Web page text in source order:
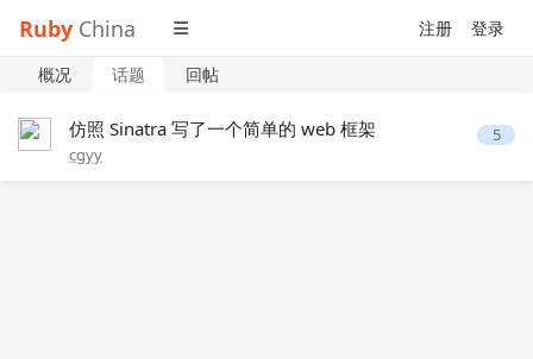
Ruby China 注册 登录
概况 话题 回帖
仿照 Sinatra 写了一个简单的 web 框架
cgyy
5